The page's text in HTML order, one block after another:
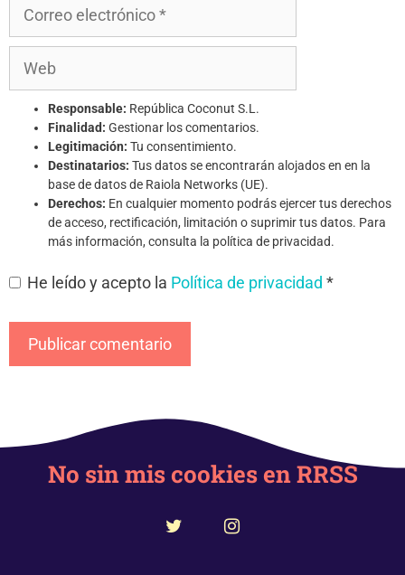
Responsable: República Coconut S.L.
Finalidad:Gestionar los comentarios.
Legitimación: Tu consentimiento.
Destinatarios: Tus datos se encontrarán alojados en en la
base de datos de Raiola Networks (UE).
Derechos: En cualquier momento podrás ejercer tus derechos
de acceso, rectificación, limitación o suprimir tus datos. Para
más información, consulta la política de privacidad.
He leído y acepto la Política de privacidad *
No sin mis cookies en RRSS